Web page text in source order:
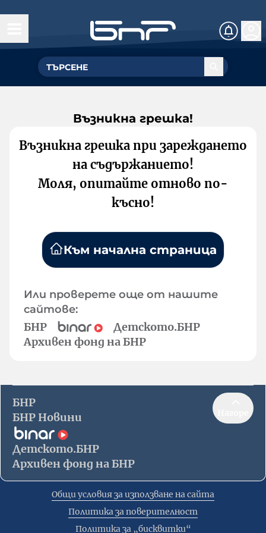
Възникна грешка!
Възникна грешка при зареждането
на съдържанието!
Моля, опитайте отново по-
късно!
Към начална страница
Или проверете още от нашите
сайтове:
БНР
Детското.БНР
Архивен фонд на БНР
БНР
БНР Новини
Детското.БНР
Архивен фонд на БНР
Общи условия за използване на сайта
Политика за поверителност
Политика за „бисквитки“